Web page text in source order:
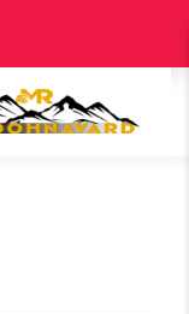
دسته بندی کالاها